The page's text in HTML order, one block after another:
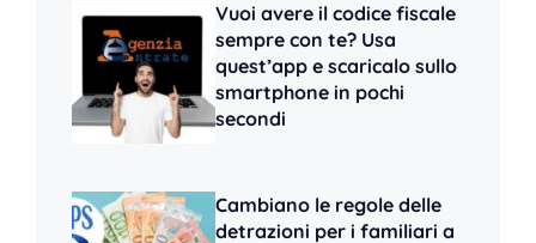
Vuoi avere il codice fiscale
sempre con te? Usa
quest’app e scaricalo sullo
smartphone in pochi
secondi
Cambiano le regole delle
detrazioni per i familiari a